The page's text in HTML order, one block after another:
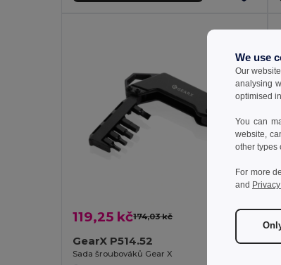
119,25 kč174,03 kč -31%
GearX P514.52
Sada šroubováků Gear X
We use
Our
analysing
optimised
You can
website,
other types
For more
and